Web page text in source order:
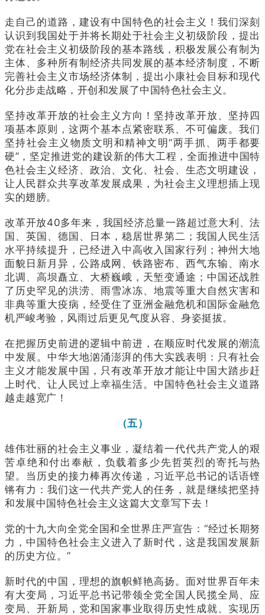
走自己的道路，建设有中国特色的社会主义！我们深刻
认识到我国处于并将长期处于社会主义初级阶段，提出
党在社会主义初级阶段的基本路线，积极发展公有制为
主体、多种所有制经济共同发展的基本经济制度，不断
完善社会主义市场经济体制，提出小康社会目标和现代
化分步走战略，开创和发展了中国特色社会主义。
坚持改革开放的社会主义方向！坚持改革开放、坚持四
项基本原则，这两个基本点紧密联系、不可偏废。我们
坚持社会主义物质文明和精神文明“两手抓、两手都要
硬”，坚定推进党的建设新的伟大工程，全面推进中国特
色社会主义经济、政治、文化、社会、生态文明建设，
让人民群众共享改革发展成果，为社会主义理想插上现
实的翅膀。
改革开放40多年来，我国经济总量一路超过意大利、法
国、英国、德国、日本，稳居世界第二；我国人民生活
水平持续提升，已经进入中高收入国家行列；神州大地
面貌日新月异，公路成网、铁路密布、西气东输、南水
北调、高坝矗立、大桥巍峨，天堑变通途；中国还战胜
了历史罕见的洪涝、雨雪冰冻、地震等重大自然灾害和
非典等重大疫病，经受住了亚洲金融危机和国际金融危
机严峻考验，风雨过后更见气度从容、身姿挺拔。
在把握历史前进的逻辑中前进，在顺应时代发展的潮流
中发展。中华大地汹涌澎湃的伟大实践表明：只有社会
主义才能发展中国，只有改革开放才能让中国大踏步赶
上时代、让人民过上幸福生活。中国特色社会主义道路
越走越宽广！
（五）
雄伟壮丽的社会主义事业，凝结着一代代共产党人的艰
苦卓绝和付出奉献，负载着多少先哲英烈的寄托与热
望。当历史的接力棒再次传递，习近平总书记的话语铿
锵有力：我们这一代共产党人的任务，就是继续把坚持
和发展中国特色社会主义这篇大文章写下去！
党的十九大向全党全国和全世界庄严宣告：“经过长期努
力，中国特色社会主义进入了新时代，这是我国发展新
的历史方位。”
新时代的中国，理想的旗帜鲜艳高扬。面对世界百年未
有大变局，习近平总书记带领全党全国人民揽全局、应
变局、开新局，党和国家事业取得历史性成就、实现历